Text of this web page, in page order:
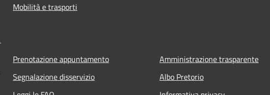
Mobilità e trasporti
Prenotazione appuntamento
Segnalazione disservizio
Amministrazione trasparente
Albo Pretorio